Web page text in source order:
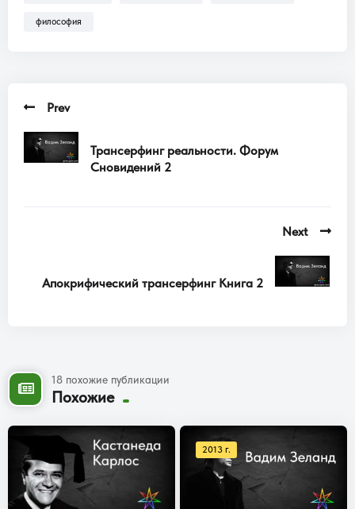
философия
Prev
Трансерфинг реальности. Форум
Сновидений 2
Next
Апокрифический трансерфинг Книга 2
18 похожие публикации
Похожие
2013 г.